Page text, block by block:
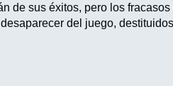
de sus éxitos, pero los
del juego,